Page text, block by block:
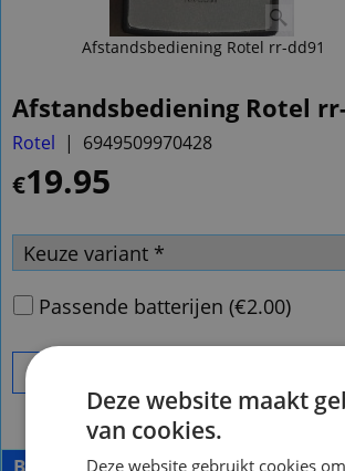
Afstandsbediening Rotel rr-dd91
Afstandsbediening Rotel
Rotel 6949509970428
€19.95
Passende batterijen (€2.00)
Deze website maakt
van cookies.
Deze website gebruikt cookies